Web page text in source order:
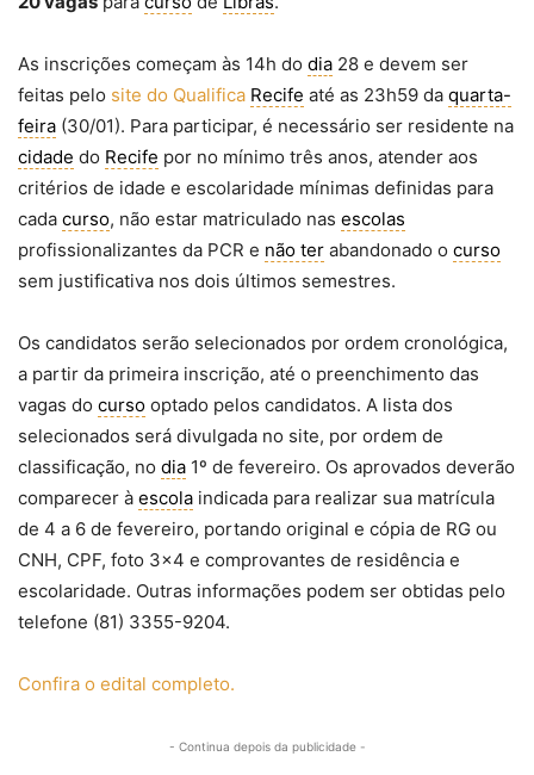
As inscrições começam às 14h do dia 28 e devem ser
feitas pelo site do Qualifica Recife até as 23h59 da quarta-
feira (30/01). Para participar, é necessário ser residente na
cidade do Recife por no mínimo três anos, atender aos
critérios de idade e escolaridade mínimas definidas para
cada curso, não estar matriculado nas escolas
profissionalizantes da PCR e não ter abandonado o curso
sem justificativa nos dois últimos semestres.
Os candidatos serão selecionados por ordem cronológica,
a partir da primeira inscrição, até o preenchimento das
vagas do curso optado pelos candidatos. A lista dos
selecionados será divulgada no site, por ordem de
classificação, no dia 1º de fevereiro. Os aprovados deverão
comparecer à escola indicada para realizar sua matrícula
de 4 a 6 de fevereiro, portando original e cópia de RG ou
CNH, CPF, foto 3×4 e comprovantes de residência e
escolaridade. Outras informações podem ser obtidas pelo
telefone (81) 3355-9204.
Confira o edital completo.
- Continua depois da publicidade -